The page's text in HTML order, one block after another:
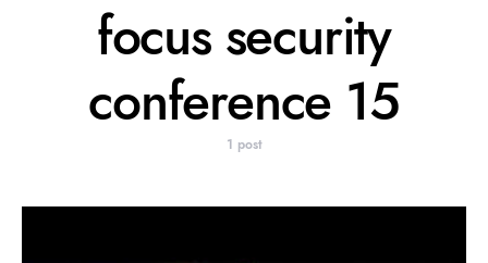
focus security
conference 15
1 post